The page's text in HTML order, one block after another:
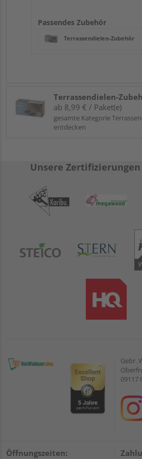
Passendes Zubehör
Terrassendielen-Zubehör
Terrassendielen-
ab 8,99 € / Paket(e)
gesamte Kategorie
entdecken
Unsere
Gebr.
09117
Öffnungszeiten: